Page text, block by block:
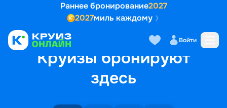
Раннее бронирование2027
2027миль каждому
Войти
Круизы бронируют
здесь